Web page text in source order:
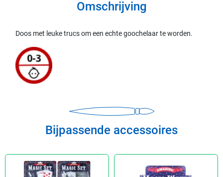
Omschrijving
Doos met leuke trucs om een echte goochelaar te worden.
Bijpassende accessoires